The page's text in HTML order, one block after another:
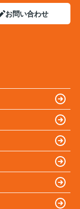
お問い合わせ